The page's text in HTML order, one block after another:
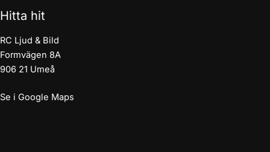
Hitta hit
RC Ljud & Bild
Formvägen 8A
906 21 Umeå
Se i Google Maps